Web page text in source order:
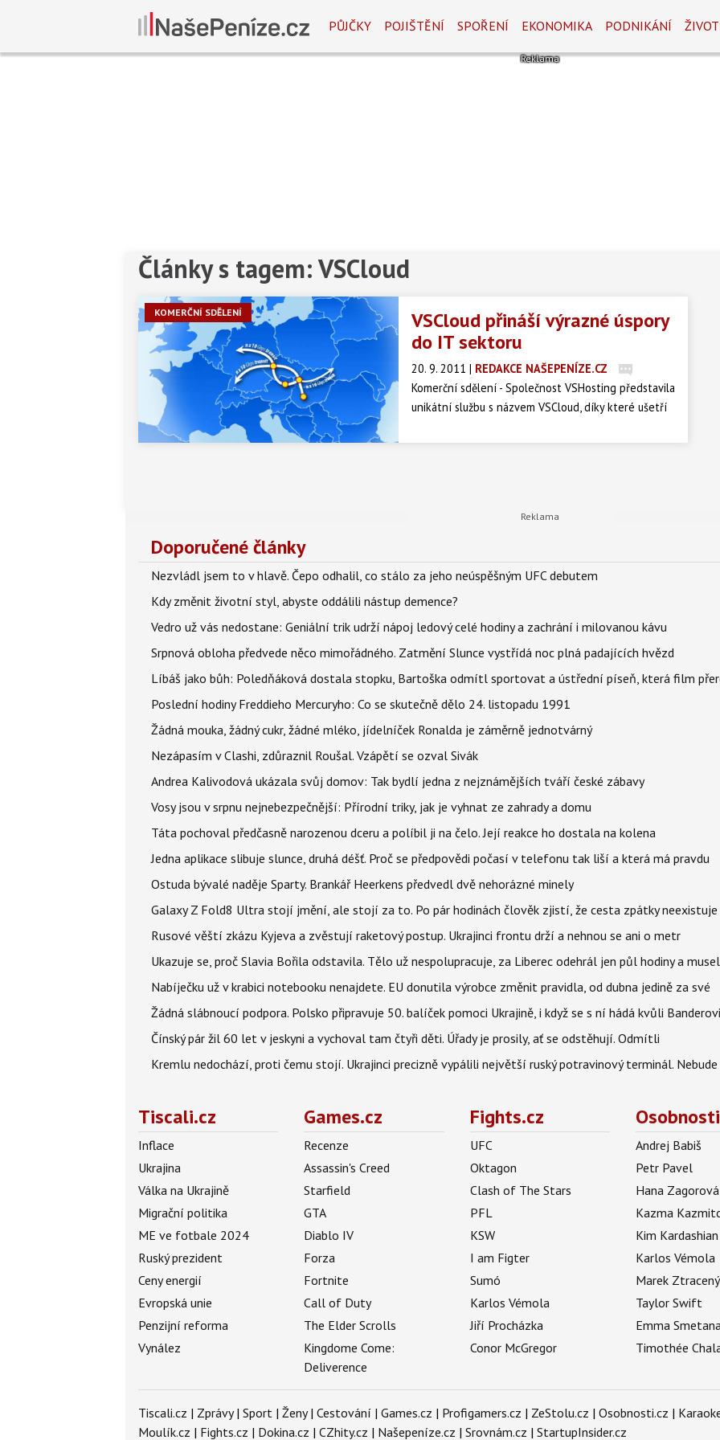
PŮJČKY POJIŠTĚNÍ SPOŘENÍ EKONOMIKA PODNIKÁNÍ
Články s tagem: VSCloud
KOMERČNÍ SDĚLENÍ
VSCloud přináší výrazné úspory
do IT sektoru
20. 9. 2011 | REDAKCE NAŠEPENÍZE.CZ
Komerční sdělení - Společnost VSHosting představila
unikátní službu s názvem VSCloud, díky které ušetří
desítky procent svých nákladů a získají nebývalou
Doporučené články
Nezvládl jsem to v hlavě. Čepo odhalil, co stálo za jeho neúspěšným UFC debutem
Kdy změnit životní styl, abyste oddálili nástup demence?
Vedro už vás nedostane: Geniální trik udrží nápoj ledový celé hodiny a zachrání i milovanou kávu
Srpnová obloha předvede něco mimořádného. Zatmění Slunce vystřídá noc plná padajících hvězd
Líbáš jako bůh: Poledňáková dostala stopku, Bartoška odmítl sportovat a ústřední píseň, která film
Poslední hodiny Freddieho Mercuryho: Co se skutečně dělo 24. listopadu 1991
Žádná mouka, žádný cukr, žádné mléko, jídelníček Ronalda je záměrně jednotvárný
Nezápasím v Clashi, zdůraznil Roušal. Vzápětí se ozval Sivák
Andrea Kalivodová ukázala svůj domov: Tak bydlí jedna z nejznámějších tváří české zábavy
Vosy jsou v srpnu nejnebezpečnější: Přírodní triky, jak je vyhnat ze zahrady a domu
Táta pochoval předčasně narozenou dceru a políbil ji na čelo. Její reakce ho dostala na kolena
Jedna aplikace slibuje slunce, druhá déšť. Proč se předpovědi počasí v telefonu tak liší a která má pravdu
Ostuda bývalé naděje Sparty. Brankář Heerkens předvedl dvě nehorázné minely
Galaxy Z Fold8 Ultra stojí jmění, ale stojí za to. Po pár hodinách člověk zjistí, že cesta zpátky neexistuje
Rusové věští zkázu Kyjeva a zvěstují raketový postup. Ukrajinci frontu drží a nehnou se ani o metr
Ukazuje se, proč Slavia Bořila odstavila. Tělo už nespolupracuje, za Liberec odehrál jen půl hodiny a
Nabíječku už v krabici notebooku nenajdete. EU donutila výrobce změnit pravidla, od dubna jedině za své
Žádná slábnoucí podpora. Polsko připravuje 50. balíček pomoci Ukrajině, i když se s ní hádá kvůli Banderovi
Čínský pár žil 60 let v jeskyni a vychoval tam čtyři děti. Úřady je prosily, ať se odstěhují. Odmítli
Kremlu nedochází, proti čemu stojí. Ukrajinci precizně vypálili největší ruský potravinový terminál.
Tiscali.cz
Inflace
Ukrajina
Válka na Ukrajině
Migrační politika
ME ve fotbale 2024
Ruský prezident
Ceny energií
Evropská unie
Penzijní reforma
Vynález
Games.cz
Recenze
Assassin's Creed
Starfield
GTA
Diablo IV
Forza
Fortnite
Call of Duty
The Elder Scrolls
Kingdome Come:
Deliverence
Fights.cz
UFC
Oktagon
Clash of The Stars
PFL
KSW
I am Figter
Sumó
Karlos Vémola
Jiří Procházka
Conor McGregor
Andrej Babiš
Petr Pavel
Hana Zagorová
Kazma
Kim Kardashian
Karlos Vémola
Marek Ztracený
Taylor Swift
Emma
Timothée
Tiscali.cz | Zprávy| Sport | Ženy| Cestování | Games.cz | Profigamers.cz | ZeStolu.cz | Osobnosti.cz |
Moulík.cz | Fights.cz | Dokina.cz | CZhity.cz | Našepeníze.cz | Srovnám.cz | StartupInsider.cz